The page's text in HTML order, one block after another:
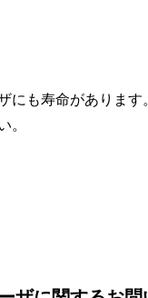
にも寿命がありま
。